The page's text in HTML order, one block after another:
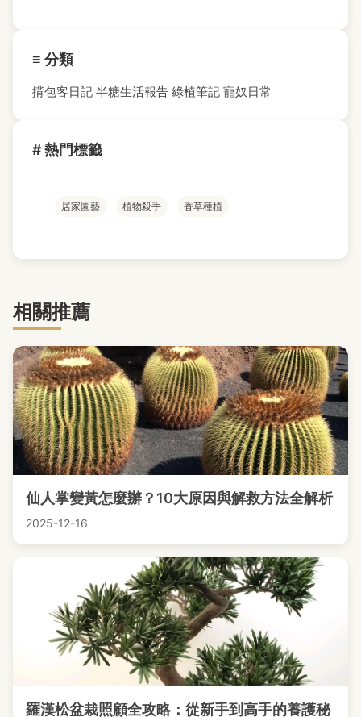
≡ 分類
揹包客日記 半糖生活報告 綠植筆記 寵奴日常
# 熱門標籤
居家園藝 植物殺手 香草種植
相關推薦
仙人掌變黃怎麼辦？10大原因與解救方法全解析
2025-12-16
羅漢松盆栽照顧全攻略：從新手到高手的養護秘